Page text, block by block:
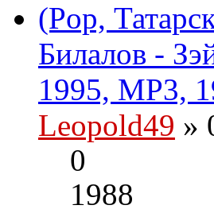
(Pop,
Билалов -
1995, MP3,
Leopold49 »
0
1988